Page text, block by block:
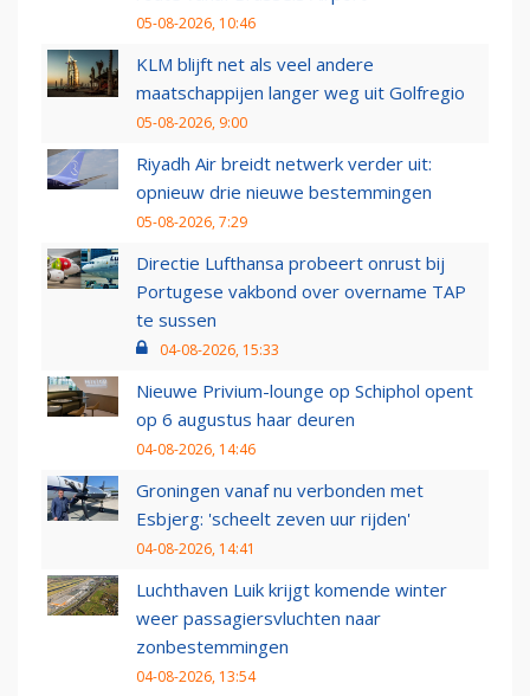
05-08-2026, 10:46
KLM blijft net als veel andere
maatschappijen langer weg uit Golfregio
05-08-2026, 9:00
Riyadh Air breidt netwerk verder uit:
opnieuw drie nieuwe bestemmingen
05-08-2026, 7:29
Directie Lufthansa probeert onrust bij
Portugese vakbond over overname TAP
te sussen
04-08-2026, 15:33
Nieuwe Privium-lounge op Schiphol opent
op 6 augustus haar deuren
04-08-2026, 14:46
Groningen vanaf nu verbonden met
Esbjerg: 'scheelt zeven uur rijden'
04-08-2026, 14:41
Luchthaven Luik krijgt komende winter
weer passagiersvluchten naar
zonbestemmingen
04-08-2026, 13:54